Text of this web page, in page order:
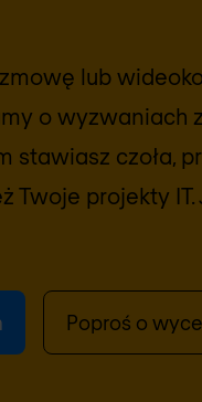
lub
o wyzwaniach
stawiasz czoła,
Twoje projekty
Poproś o